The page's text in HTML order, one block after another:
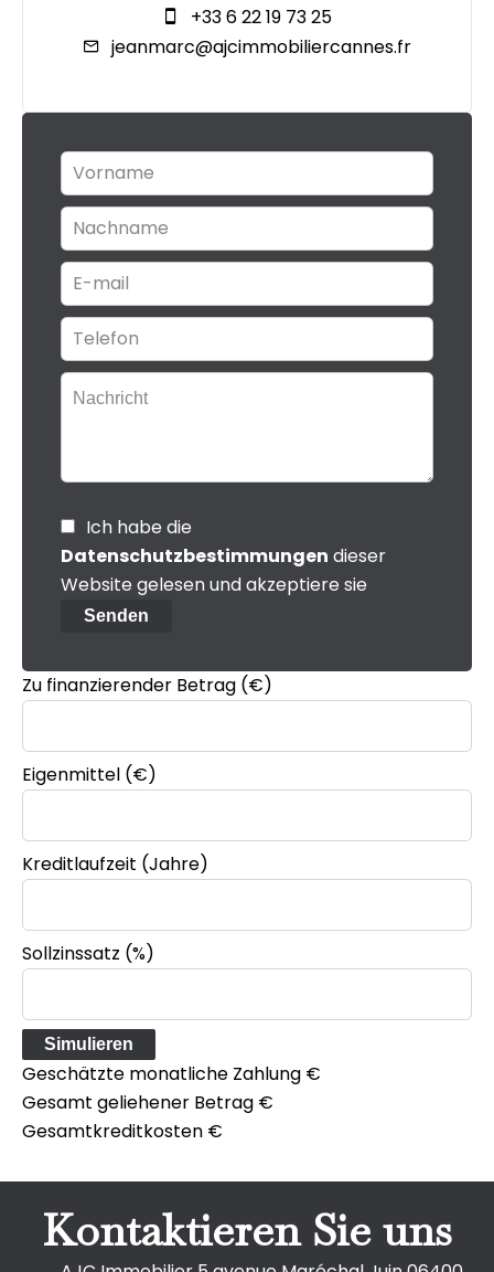
+33 6 22 19 73 25
jeanmarc@ajcimmobiliercannes.fr
Ich habe die
Datenschutzbestimmungen dieser
Website gelesen und akzeptiere sie
Senden
Zu finanzierender Betrag (€)
Eigenmittel (€)
Kreditlaufzeit (Jahre)
Sollzinssatz (%)
Simulieren
Geschätzte monatliche Zahlung €
Gesamt geliehener Betrag €
Gesamtkreditkosten €
Kontaktieren Sie uns